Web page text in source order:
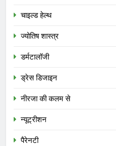
चाइल्ड हेल्थ
ज्योतिष शास्त्र
डर्मटालॉजी
ड्रेस डिजाइन
नीरजा की कलम से
न्यूट्रीशन
पैरेनटी